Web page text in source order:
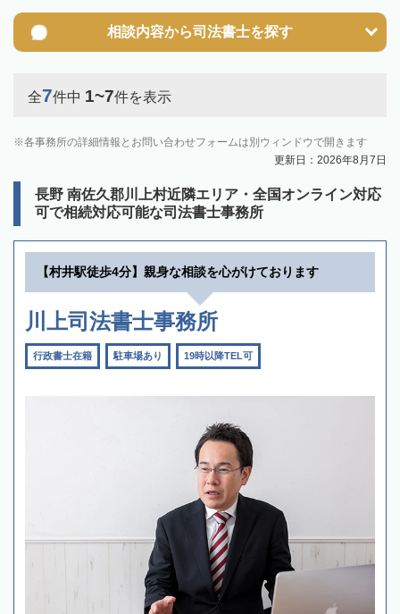
相談内容から司法書士を探す
全7件中 1~7件を表示
各事務所の詳細情報とお問い合わせフォームは別ウィンドウで開きます
更新日：2026年8月7日
長野 南佐久郡川上村近隣エリア・全国オンライン対応
可で相続対応可能な司法書士事務所
【村井駅徒歩4分】親身な相談を心がけております
川上司法書士事務所
行政書士在籍 駐車場あり 19時以降TEL可